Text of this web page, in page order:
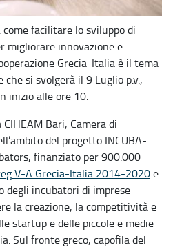
facilitare lo sviluppo di
migliorare innovazione e
Grecia-Italia è il tema
si svolgerà il 9 Luglio p.v.,
inizio alle ore 10.
Bari, Camera di
del progetto INCUBA-
finanziato per 900.000
V-A Grecia-Italia 2014-2020e
degli incubatori di imprese
la creazione, la competitività e
startup e delle piccole e medie
Sul fronte greco, capofila del